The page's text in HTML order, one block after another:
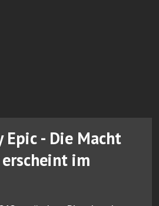
Epic - Die Macht
im